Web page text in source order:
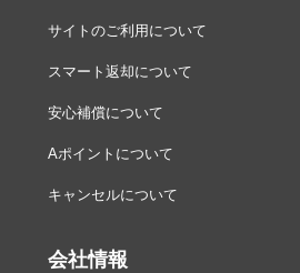
サイトのご利用について
スマート返却について
安心補償について
Aポイントについて
キャンセルについて
会社情報